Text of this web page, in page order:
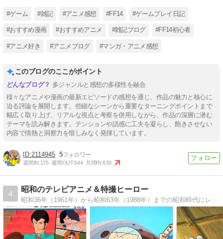
#ゲーム #雑記 #アニメ感想 #FF14 #ゲームプレイ日記
#おすすめ漫画 #おすすめアニメ #雑記ブログ #FF14初心者
#アニメ好き #アニメブログ #マンガ・アニメ感想
このブログのここがポイント
多ジャンルと感想の多様性を融合
様々なアニメや漫画の最新エピソードの感想を通じ、作品の魅力と核心に
迫る評論を展開します。些細なシーンから重要なターニングポイントまで
幅広く取り上げ、リアルな視点と考察を併用しながら、作品の深層に潜む
テーマを読み解きます。テンションや語感に工夫を凝らし、飽きさせない
内容で情熱と洞察力を惜しみなく発揮しています。
2114945 5
週間IN:175 週間OUT:644 月間IN:630
4
昭和のテレビアニメ＆特撮ヒーロー